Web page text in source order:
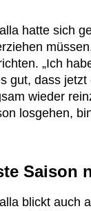
hatte sich
„Ich
gut, dass
wieder
losgehen,
Saison
blickt auch